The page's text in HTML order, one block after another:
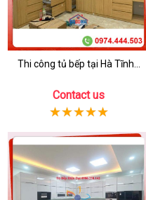
Thi công tủ bếp tại Hà Tĩnh...
Contact us